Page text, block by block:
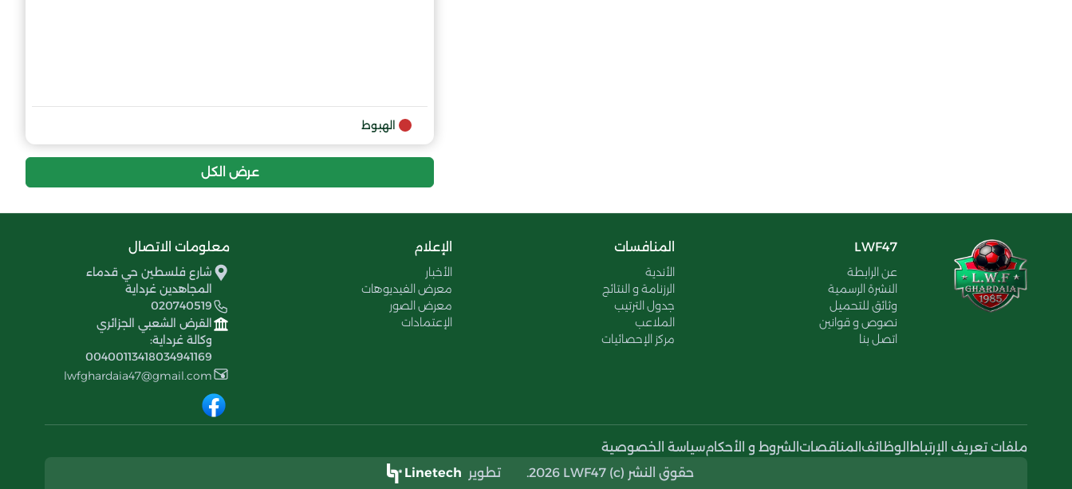
الهبوط
عرض الكل
LWF47
عن الرابطة
النشرة الرسمية
وثائق للتحميل
نصوص و قوانين
اتصل بنا
المنافسات
الأندية
الرزنامة و النتائج
جدول الترتيب
الملاعب
مركز الإحصائيات
الإعلام
الأخبار
معرض الفيديوهات
معرض الصور
الإعتمادات
معلومات الاتصال
شارع فلسطين حي قدماء
المجاهدين غرداية
020740519
القرض الشعبي الجزائري
وكالة غرداية:
00400113418034941169
lwfghardaia47@gmail.com
ملفات تعريف الإرتباط الوظائف المناقصات الشروط و الأحكامسياسة الخصوصية
حقوق النشر (c) 2026 LWF47.
تطوير Linetech